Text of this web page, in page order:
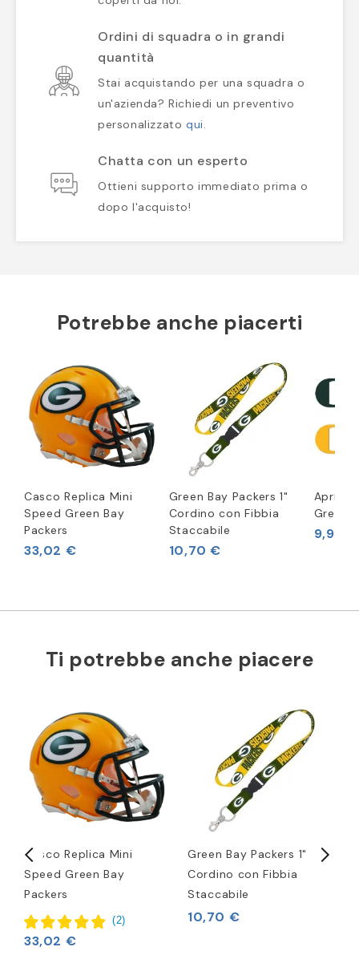
Ordini di squadra o in grandi
quantità
Stai acquistando per una squadra o
un'azienda? Richiedi un preventivo
personalizzato qui.
Chatta con un esperto
Ottieni supporto immediato prima o
dopo l'acquisto!
Potrebbe anche piacerti
Casco Replica Mini
Speed Green Bay
Packers
33,02 €
Green Bay Packers 1"
Cordino con Fibbia
Staccabile
10,70 €
Green
9,92 €
Ti potrebbe anche piacere
Casco Replica Mini
Speed Green Bay
Packers
(2)
33,02 €
Green Bay Packers 1"
Cordino con Fibbia
Staccabile
10,70 €